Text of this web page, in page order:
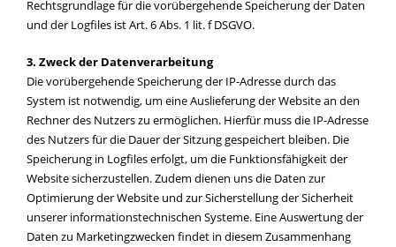
Rechtsgrundlage für die vorübergehende Speicherung der Daten
und der Logfiles ist Art. 6 Abs. 1 lit. f DSGVO.
3. Zweck der Datenverarbeitung
Die vorübergehende Speicherung der IP-Adresse durch das
System ist notwendig, um eine Auslieferung der Website an den
Rechner des Nutzers zu ermöglichen. Hierfür muss die IP-Adresse
des Nutzers für die Dauer der Sitzung gespeichert bleiben. Die
Speicherung in Logfiles erfolgt, um die Funktionsfähigkeit der
Website sicherzustellen. Zudem dienen uns die Daten zur
Optimierung der Website und zur Sicherstellung der Sicherheit
unserer informationstechnischen Systeme. Eine Auswertung der
Daten zu Marketingzwecken findet in diesem Zusammenhang